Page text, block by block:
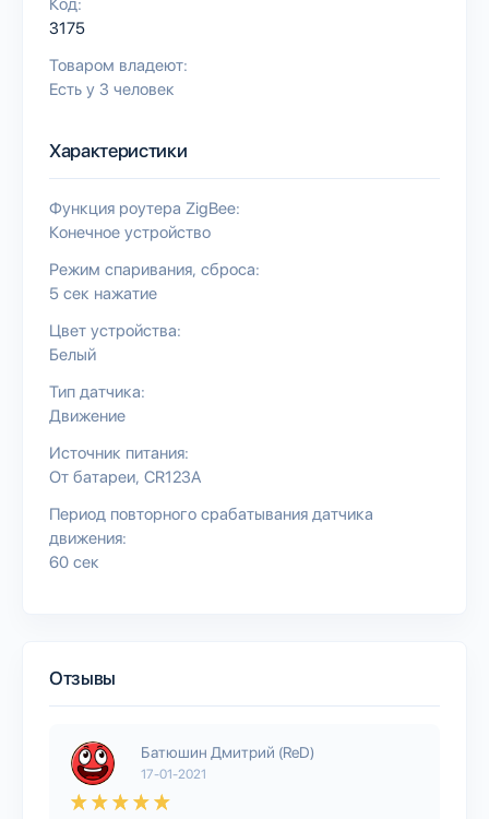
3175
Товаром владеют:
Есть у 3 человек
Характеристики
Функция роутера ZigBee:
Конечное устройство
Режим спаривания, сброса:
5 сек нажатие
Цвет устройства:
Белый
Тип датчика:
Движение
Источник питания:
От батареи CR123A
Период повторного срабатывания датчика
движения:
60 сек
Отзывы
Батюшин Дмитрий (ReD)
17-01-2021